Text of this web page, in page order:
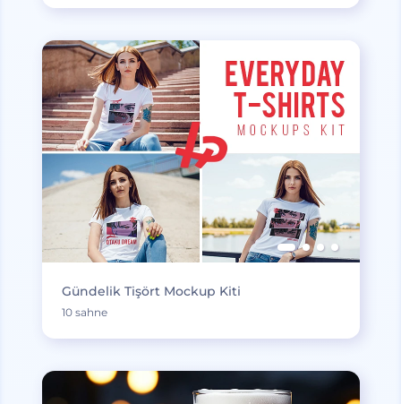
Gündelik Tişört Mockup Kiti
10 sahne